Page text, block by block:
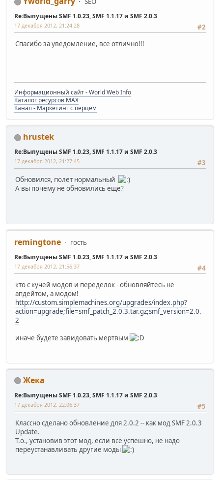
Re:Выпущены SMF 1.0.23, SMF 1.1.17 и SMF 2.0.3
#2
17 декабря 2012, 21:24:28
Спасибо за уведомление, все отлично!!!
Информационный сайт - World Web Info
Каталог ресурсов MAX
Канал - Маркетинг с перцем
hrustek
Re:Выпущены SMF 1.0.23, SMF 1.1.17 и SMF 2.0.3
#3
17 декабря 2012, 21:27:45
Обновился, полет нормальный
А вы почему не обновились еще?
remingtone гость
Re:Выпущены SMF 1.0.23, SMF 1.1.17 и SMF 2.0.3
#4
17 декабря 2012, 21:56:37
кто с кучей модов и переделок - обновляйтесь не
апдейтом, а модом!
http://custom.simplemachines.org/upgrades/index.php?
action=upgrade;file=smf_patch_2.0.3.tar.gz;smf_version=2.0.
2
иначе будете завидовать мертвым
Жека
Re:Выпущены SMF 1.0.23, SMF 1.1.17 и SMF 2.0.3
#5
17 декабря 2012, 22:06:37
Классно сделано обновление для 2.0.2 -- как мод SMF 2.0.3
Update.
Т.о., установив этот мод, если всё успешно, не надо
переустанавливать другие моды